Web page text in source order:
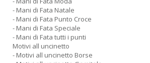
- Mani di Fata Natale
- Mani di Fata Punto Croce
- Mani di Fata Speciale
- Mani di Fata tutti i punti
Motivi all uncinetto
- Motivi all uncinetto Borse